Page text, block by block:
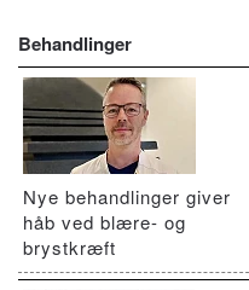
Behandlinger
Nye behandlinger giver
håb ved blære- og
brystkræft